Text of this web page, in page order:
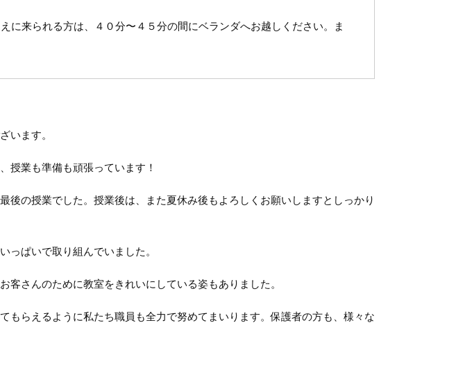
に来られる方は、４０分〜４５分の間にベランダへお越しください。ま
います。
授業も準備も頑張っています！
後の授業でした。授業後は、また夏休み後もよろしくお願いしますとしっかり
っぱいで取り組んでいました。
客さんのために教室をきれいにしている姿もありました。
もらえるように私たち職員も全力で努めてまいります。保護者の方も、様々な